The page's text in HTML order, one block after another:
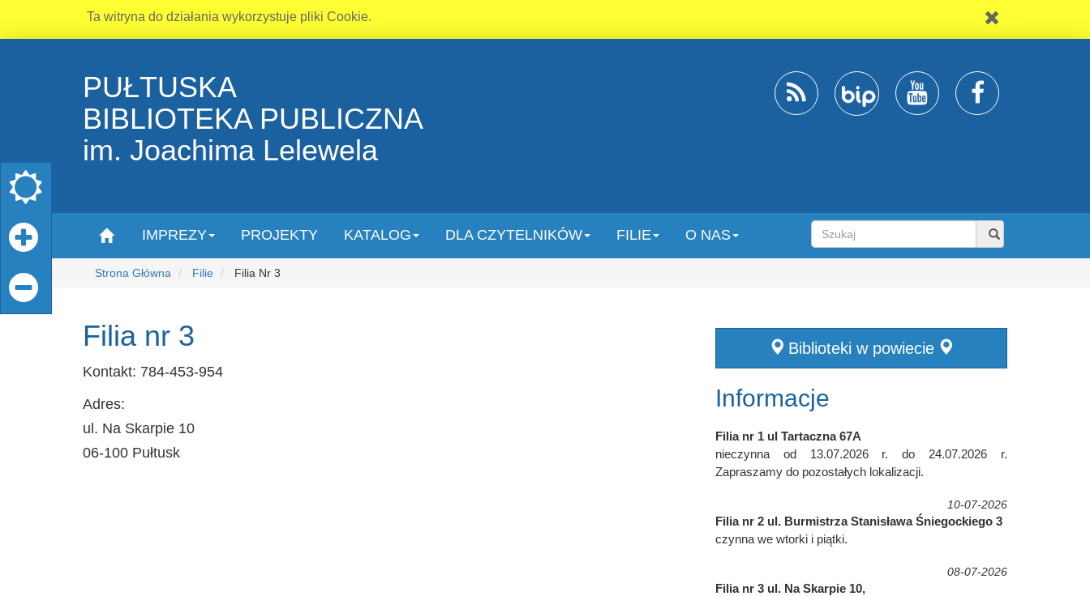
Ta witryna do działania wykorzystuje pliki Cookie.
PUŁTUSKA
BIBLIOTEKA PUBLICZNA
im. Joachima Lelewela
IMPREZY PROJEKTY KATALOG DLA CZYTELNIKÓW FILIE O NAS
Strona Główna Filie Filia Nr 3
Filia nr 3
Kontakt: 784-453-954
Adres:
ul. Na Skarpie 10
06-100 Pułtusk
Biblioteki w powiecie
Informacje
Filia nr 1 ul Tartaczna 67A
nieczynna od 13.07.2026 r. do 24.07.2026 r.
Zapraszamy do pozostałych lokalizacji.
10-07-2026
Filia nr 2 ul. Burmistrza Stanisława Śniegockiego 3
czynna we wtorki i piątki.
08-07-2026
Filia nr 3 ul. Na Skarpie 10,